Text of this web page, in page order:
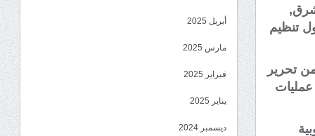
تنظيم
تحرير
عمليات
أبريل 2025
مارس 2025
فبراير 2025
يناير 2025
ديسمبر 2024